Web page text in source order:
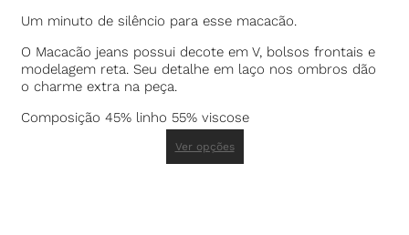
Um minuto de silêncio para esse macacão.
O Macacão jeans possui decote em V, bolsos frontais e
modelagem reta. Seu detalhe em laço nos ombros dão
o charme extra na peça.
Composição 45% linho 55% viscose
Ver opções